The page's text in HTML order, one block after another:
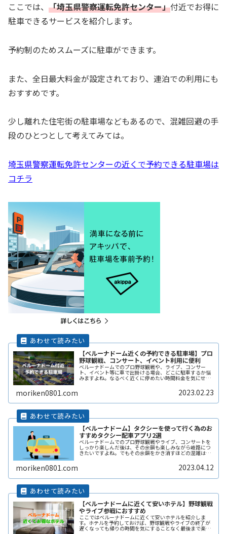
ここでは、 「埼玉県警察運転免許センター」付近でお得に
駐車できるサービスを紹介します。
予約制のためスムーズに駐車ができます。
また、全日最大料金が設定されており、連泊での利用にも
おすすめです。
少し離れた住宅街の駐車場などもあるので、混雑回避の手
段のひとつとして考えてみては。
埼玉県警察運転免許センターの近くで予約できる駐車場は
コチラ
【ベルーナドーム近くの予約できる駐車場】プロ
野球観戦、コンサート、イベント利用に便利
ベルーナドームでのプロ野球観戦や、ライブ、コンサー
ト、イベント等に車で出掛ける場合、どこに駐車するか悩
みますよね。なるべく近くに停めたい時間料金を気にせず
い自由に入出庫がしたい帰りは渋滞をReadMore...
moriken0801.com 2023.02.23
【ベルーナドーム】タクシーを使って行く為のお
すすめタクシー配車アプリ2選
ベルーナドームでのプロ野球観戦やライブ、コンサートを
しっかり楽しんだ後は、その余韻も楽しみながら岐路につ
きたいですよね。でもその余韻をかき消すほどの混雑は誰
ベントの途中で帰りたくもないし、ReadMore...
moriken0801.com 2023.04.12
【ベルーナドームに近くて安いホテル】野球観戦
やライブ参戦におすすめ
ここではベルーナドームに近くて安いホテルを紹介しま
す。ホテルを予約しておけば、野球観戦やライブの終了が
遅くなっても帰りの時間を気にすることなく最後まで楽し